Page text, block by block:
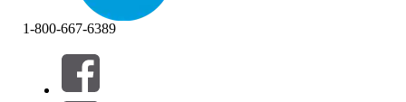
Filtrer efter (0)
VÆLG FILTRE
1-800-667-6389